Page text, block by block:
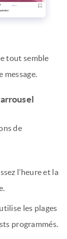
tout semble
message.
de
l’heure et la
les plages
programmés.